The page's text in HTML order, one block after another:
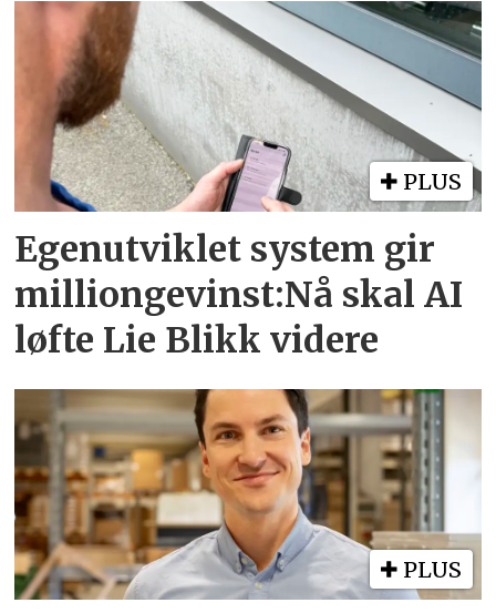
PLUS
Egenutviklet system gir
milliongevinst:Nå skal AI
løfte Lie Blikk videre
PLUS